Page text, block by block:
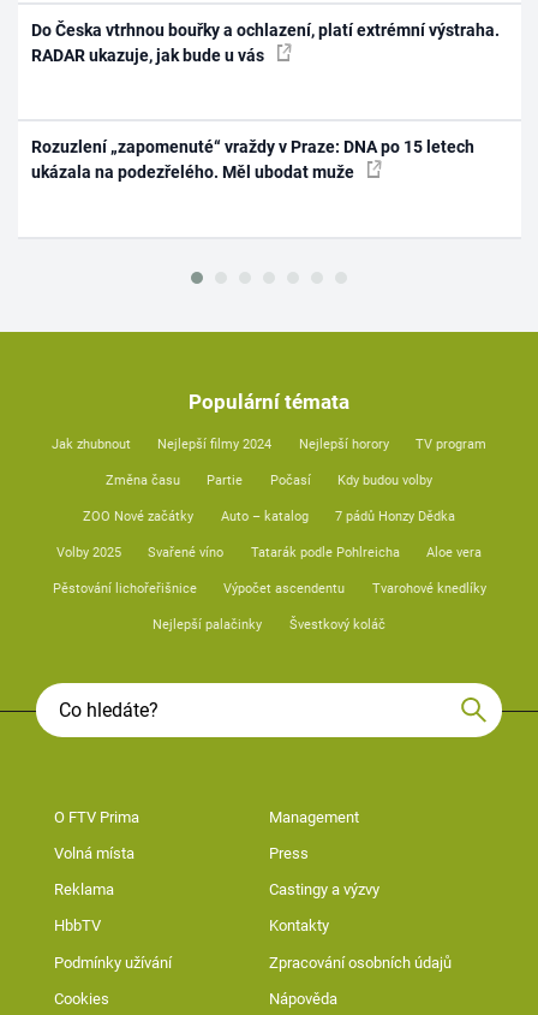
Do Česka vtrhnou bouřky a ochlazení, platí extrémní výstraha.
RADAR ukazuje, jak bude u vás
Rozuzlení „zapomenuté“ vraždy v Praze: DNA po 15 letech
ukázala na podezřelého. Měl ubodat muže
Populární témata
Jak zhubnout Nejlepší filmy 2024 Nejlepší horory TV program
Změna času Partie Počasí Kdy budou volby
ZOO Nové začátky Auto – katalog 7 pádů Honzy Dědka
Volby 2025 Svařené víno Tatarák podle Pohlreicha Aloe vera
Pěstování lichořeřišnice Výpočet ascendentu Tvarohové knedlíky
Nejlepší palačinky Švestkový koláč
O FTV Prima Management
Volná místa Press
Reklama Castingy a výzvy
HbbTV Kontakty
Podmínky užívání Zpracování osobních údajů
Cookies Nápověda